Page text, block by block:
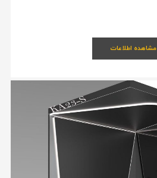
مشاهده اطلاعات